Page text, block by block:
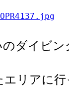
ダイビ
リアに